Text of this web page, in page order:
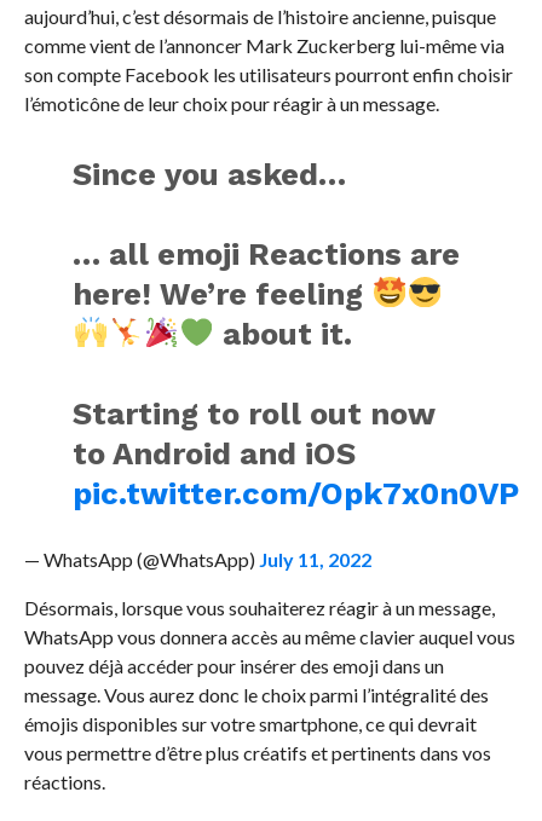
aujourd’hui, c’est désormais de l’histoire ancienne, puisque
comme vient de l’annoncer Mark Zuckerberg lui-même via
son compte Facebook les utilisateurs pourront enfin choisir
l’émoticône de leur choix pour réagir à un message.
Since you asked…
… all emoji Reactions are
here! We’re feeling
about it.
Starting to roll out now
to Android and iOS
pic.twitter.com/Opk7x0n0VP
— WhatsApp (@WhatsApp) July 11, 2022
Désormais, lorsque vous souhaiterez réagir à un message,
WhatsApp vous donnera accès au même clavier auquel vous
pouvez déjà accéder pour insérer des emoji dans un
message. Vous aurez donc le choix parmi l’intégralité des
émojis disponibles sur votre smartphone, ce qui devrait
vous permettre d’être plus créatifs et pertinents dans vos
réactions.